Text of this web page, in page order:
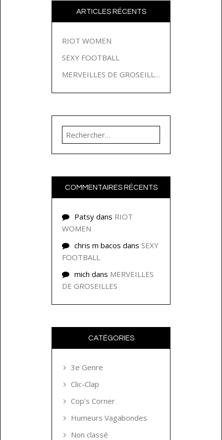
ARTICLES RÉCENTS
RIOT WOMEN
SEXY FOOTBALL
MERVEILLES DE GROSEILLES
Rechercher :
COMMENTAIRES RÉCENTS
Patsy dans RIOT
WOMEN
chris m bacos dans SEXY
FOOTBALL
mich dans MERVEILLES
DE GROSEILLES
CATÉGORIES
3e Genre
Clic-Clap
Cop's Corner
Humeurs Vagabondes
Non classé